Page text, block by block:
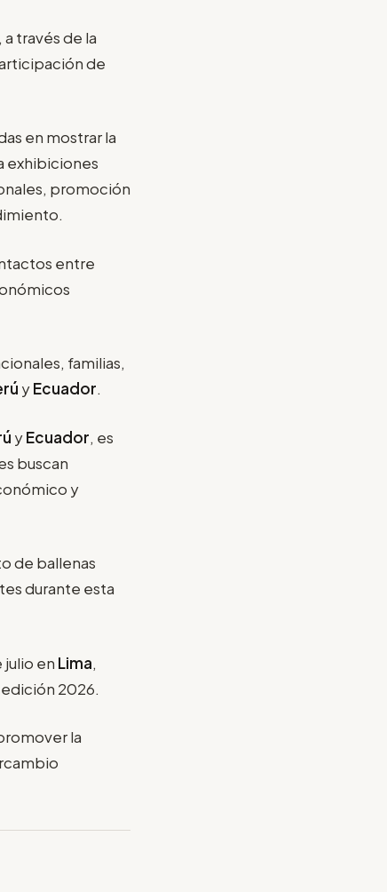
, a través de la
de
en mostrar la
exhibiciones
promoción
entre
familias,
yEcuador.
yEcuador, es
buscan
y
de ballenas
durante esta
julio en Lima,
2026.
la